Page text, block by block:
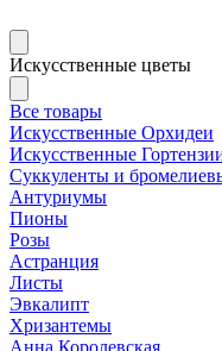
Искусственные цветы
Все товары
Искусственные Орхидеи
Искусственные
Суккуленты и
Антуриумы
Пионы
Розы
Астранция
Листы
Эвкалипт
Хризантемы